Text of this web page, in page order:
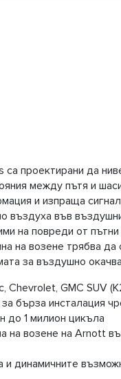
проектирани да
между пътя и
и изпраща
въздуха във
на повреди от
на возене трябва
за въздушно
Chevrolet, GMC SUV
бърза инсталация
до 1 милион цикъла
на возене на Arnott
динамичните